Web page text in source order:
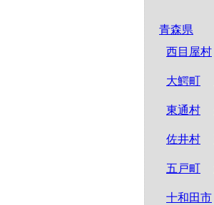
青森県
西目屋村
大鰐町
東通村
佐井村
五戸町
十和田市